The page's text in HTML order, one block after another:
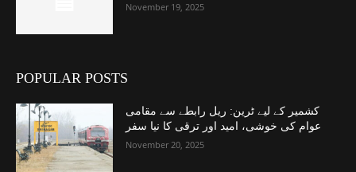
November 19, 2025
POPULAR POSTS
کشمیر کے لیے ٹرین: ریل رابطے سے مقامی
عوام کی خوشی، امید اور ترقی کا نیا سفر
November 20, 2025